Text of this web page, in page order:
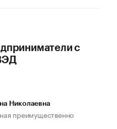
с
Николаевна
преимущественно